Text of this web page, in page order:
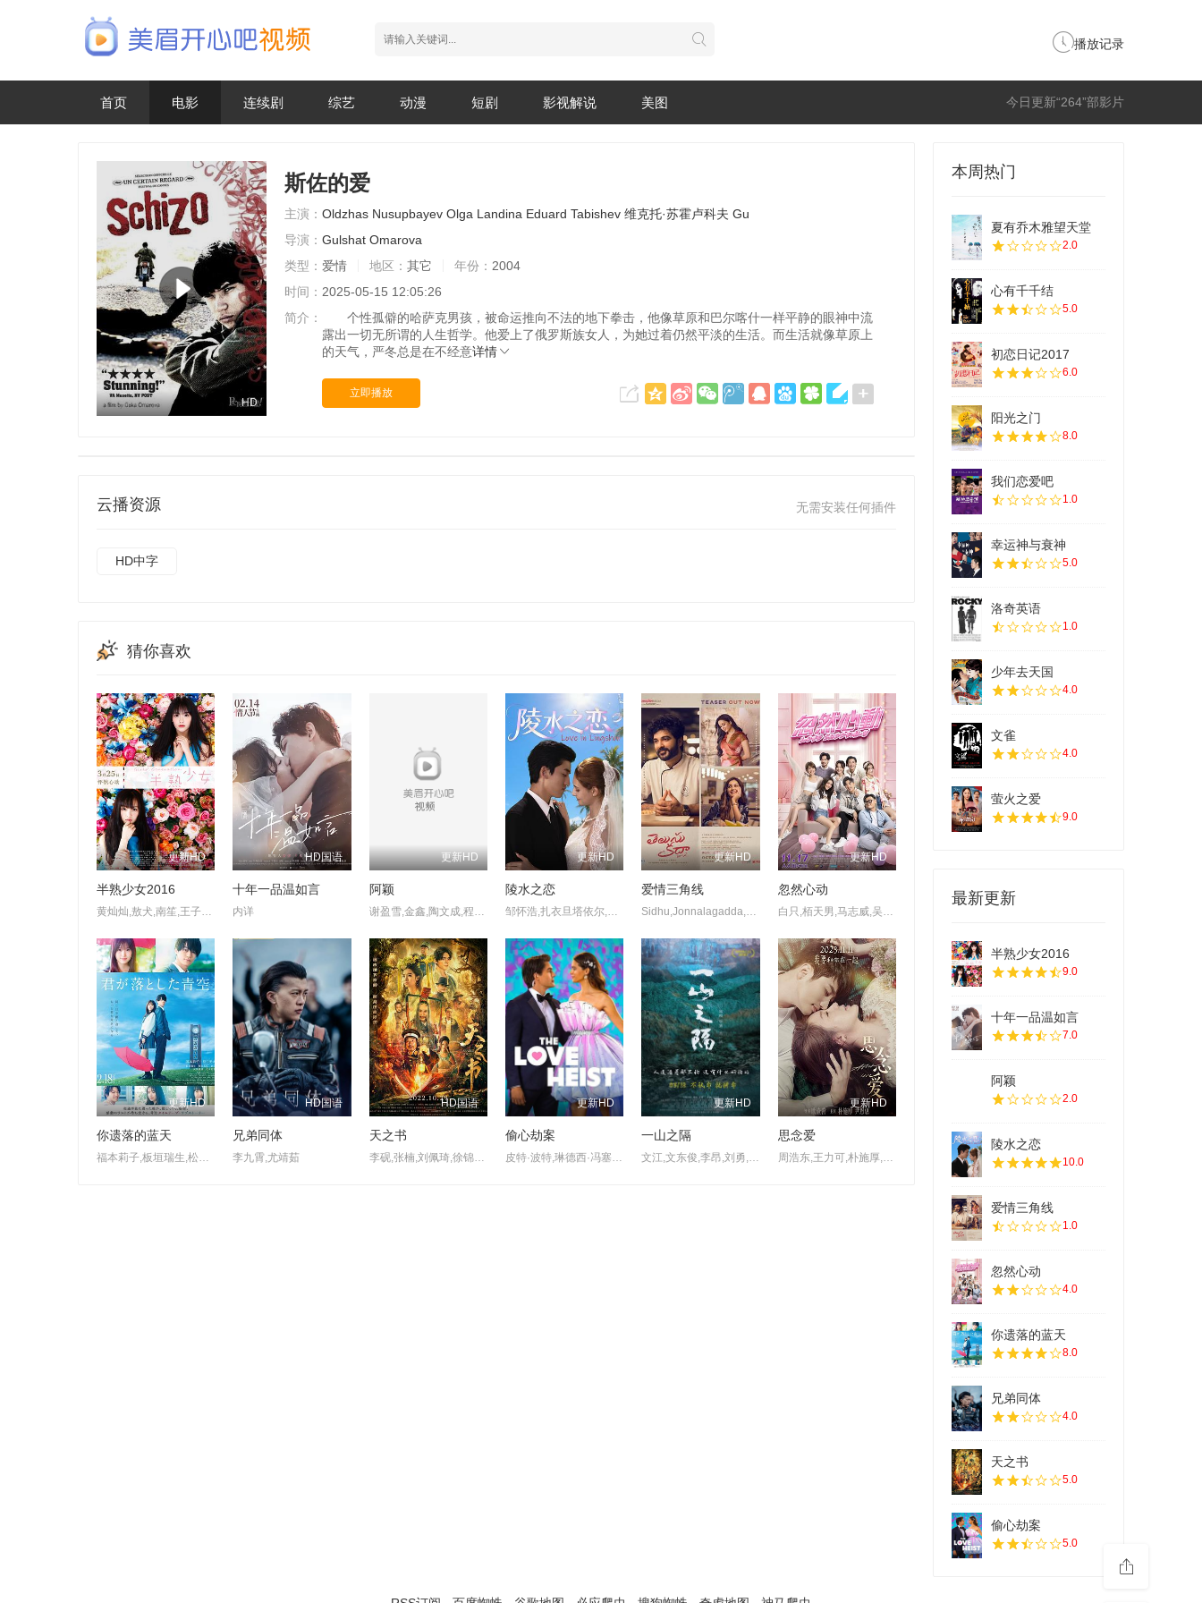
播放记录
今日更新“264”部影片
首页 电影 连续剧 综艺 动漫 短剧 影视解说 美图
HD
斯佐的爱
主演： Oldzhas Nusupbayev Olga Landina Eduard Tabishev 维克托·苏霍卢科夫 Gu
导演： Gulshat Omarova
类型： 爱情 地区： 其它 年份： 2004
时间： 2025-05-15 12:05:26
简介：
个性孤僻的哈萨克男孩，被命运推向不法的地下拳击，他像草原和巴尔喀什一样平静的眼神中流
露出一切无所谓的人生哲学。他爱上了俄罗斯族女人，为她过着仍然平淡的生活。而生活就像草原上
的天气，严冬总是在不经意详情
立即播放
无需安装任何插件
云播资源
HD中字
猜你喜欢
更新HD
半熟少女2016
黄灿灿,敖犬,南笙,王子豪,王子杰,黄诗棋,江倩龄,可晴,弯弯
HD国语
十年一品温如言
内详
更新HD
阿颖
谢盈雪,金鑫,陶文成,程子熙,胡涂,何强,代文君,何强,代文君
更新HD
陵水之恋
邹怀浩,扎衣旦塔依尔,杨梓瑶
更新HD
爱情三角线
Sidhu,Jonnalagadda,Srinidhi,Shetty,Raashi,Khanna
更新HD
忽然心动
白只,栢天男,马志威,吴千语,陈欣妍,苏皓儿,汤洛雯,江熚生
更新HD
你遗落的蓝天
福本莉子,板垣瑞生,松田元太,松本若菜,矢柴俊博,横田真悠
HD国语
兄弟同体
李九霄,尤靖茹
HD国语
天之书
李砚,张楠,刘佩琦,徐锦江,吕良伟,曾江,张璐瑶,何文辉,孙明明,晋松,马健,王艺霏,巴多,程思寒,潘时七,韩飞行,郭九龙
更新HD
偷心劫案
皮特·波特,琳德西·冯塞卡,米歇尔·布雷津斯基,杰森·特朗布莱,林赛·加文,Jason·Nash,Andrea·Stefanci
更新HD
一山之隔
文江,文东俊,李昂,刘勇,崔宏利,钟小丹,赵小宁,黄博斯,闻雨,卜文革,聂永新,吴长明
更新HD
思念爱
周浩东,王力可,朴施厚,尹恩惠,曹炳琨,金志珉,柳俊
本周热门
夏有乔木雅望天堂
2.0
心有千千结
5.0
初恋日记2017
6.0
阳光之门
8.0
我们恋爱吧
1.0
幸运神与衰神
5.0
洛奇英语
1.0
少年去天国
4.0
文雀
4.0
萤火之爱
9.0
最新更新
半熟少女2016
9.0
十年一品温如言
7.0
阿颖
2.0
陵水之恋
10.0
爱情三角线
1.0
忽然心动
4.0
你遗落的蓝天
8.0
兄弟同体
4.0
天之书
5.0
偷心劫案
5.0